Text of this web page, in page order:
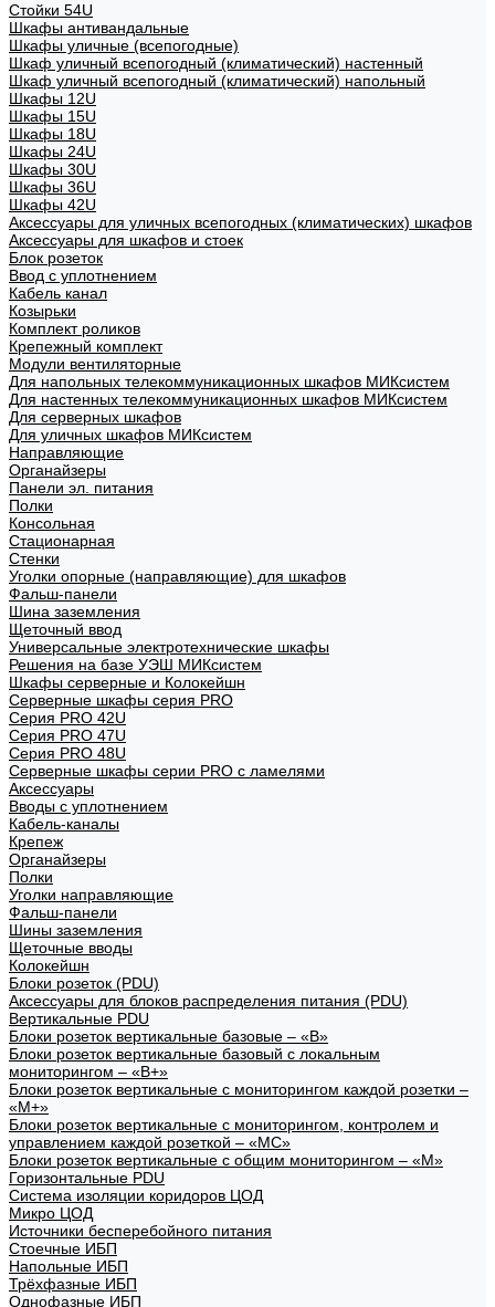
Стойки 54U
Шкафы антивандальные
Шкафы уличные (всепогодные)
Шкаф уличный всепогодный (климатический) настенный
Шкаф уличный всепогодный (климатический) напольный
Шкафы 12U
Шкафы 15U
Шкафы 18U
Шкафы 24U
Шкафы 30U
Шкафы 36U
Шкафы 42U
Аксессуары для уличных всепогодных (климатических) шкафов
Аксессуары для шкафов и стоек
Блок розеток
Ввод с уплотнением
Кабель канал
Козырьки
Комплект роликов
Крепежный комплект
Модули вентиляторные
Для напольных телекоммуникационных шкафов МИКсистем
Для настенных телекоммуникационных шкафов МИКсистем
Для серверных шкафов
Для уличных шкафов МИКсистем
Направляющие
Органайзеры
Панели эл. питания
Полки
Консольная
Стационарная
Стенки
Уголки опорные (направляющие) для шкафов
Фальш-панели
Шина заземления
Щеточный ввод
Универсальные электротехнические шкафы
Решения на базе УЭШ МИКсистем
Шкафы серверные и Колокейшн
Серверные шкафы серия PRO
Серия PRO 42U
Серия PRO 47U
Серия PRO 48U
Серверные шкафы серии PRO с ламелями
Аксессуары
Вводы с уплотнением
Кабель-каналы
Крепеж
Органайзеры
Полки
Уголки направляющие
Фальш-панели
Шины заземления
Щеточные вводы
Колокейшн
Блоки розеток (PDU)
Аксессуары для блоков распределения питания (PDU)
Вертикальные PDU
Блоки розеток вертикальные базовые – «В»
Блоки розеток вертикальные базовый с локальным
мониторингом – «В+»
Блоки розеток вертикальные с мониторингом каждой розетки –
«М+»
Блоки розеток вертикальные с мониторингом, контролем и
управлением каждой розеткой – «МС»
Блоки розеток вертикальные с общим мониторингом – «М»
Горизонтальные PDU
Система изоляции коридоров ЦОД
Микро ЦОД
Источники бесперебойного питания
Стоечные ИБП
Напольные ИБП
Трёхфазные ИБП
Однофазные ИБП